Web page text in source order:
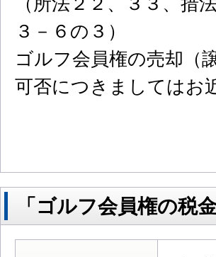
３－６の３）
ゴルフ会員権の売却（
可否につきましてはお
「ゴルフ会員権の税